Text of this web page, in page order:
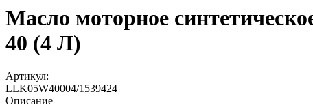
Масло моторное
40 (4 Л)
Артикул:
LLK05W40004/1539424
Описание